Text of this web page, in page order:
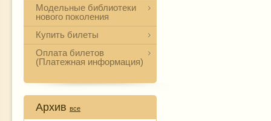
Модельные библиотеки
нового поколения
Купить билеты
Оплата билетов
(Платежная информация)
Архив все